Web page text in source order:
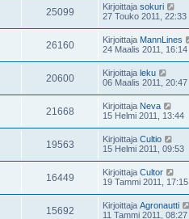
25099 Kirjoittaja sokuri
27 Touko 2011, 22:33
26160 Kirjoittaja MannLines
24 Maalis 2011, 16:14
20600 Kirjoittaja leku
06 Maalis 2011, 20:47
21668 Kirjoittaja Neva
15 Helmi 2011, 13:44
19563 Kirjoittaja Cultio
15 Helmi 2011, 09:53
16449 Kirjoittaja Cultor
19 Tammi 2011, 17:15
15692 Kirjoittaja Agronautti
11 Tammi 2011, 08:27